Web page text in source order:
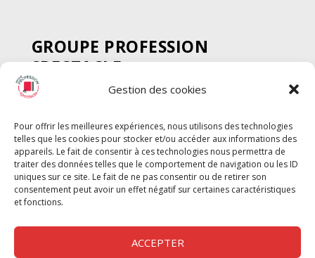
Gestion des cookies
Pour offrir les meilleures expériences, nous utilisons des technologies
telles que les cookies pour stocker et/ou accéder aux informations des
appareils. Le fait de consentir à ces technologies nous permettra de
traiter des données telles que le comportement de navigation ou les ID
uniques sur ce site. Le fait de ne pas consentir ou de retirer son
consentement peut avoir un effet négatif sur certaines caractéristiques
et fonctions.
ACCEPTER
GROUPE PROFESSION
SPECTACLE
Chèque Intermittents
Chèque Compta
Chèque Emploi Spectacle
G-Pods
Profession Audio-visuel